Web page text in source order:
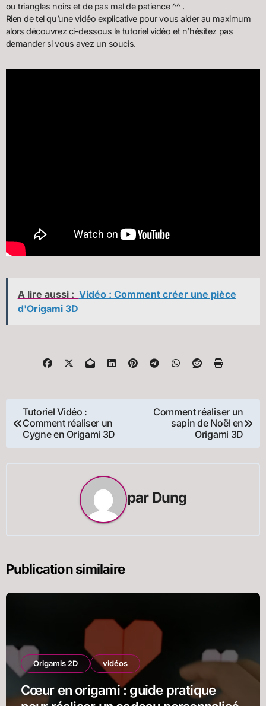
ou triangles noirs et de pas mal de patience ^^ .
Rien de tel qu’une vidéo explicative pour vous aider au maximum
alors découvrez ci-dessous le tutoriel vidéo et n’hésitez pas
demander si vous avez un soucis.
A lire aussi : Vidéo : Comment créer une pièce
d'Origami 3D
Navigation
de
Tutoriel Vidéo :
Comment réaliser un
Cygne en Origami 3D
Comment réaliser un
sapin de Noël en
Origami 3D
par Dung
Publication similaire
Origamis 2D vidéos
Cœur en origami : guide pratique